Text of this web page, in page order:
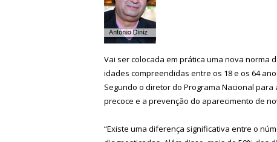
Vai ser colocada em prática uma nova norma
idades compreendidas entre os 18 e os 64
Segundo o diretor do Programa Nacional para
precoce e a prevenção do aparecimento de
“Existe uma diferença significativa entre o